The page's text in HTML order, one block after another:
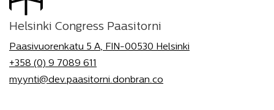
Helsinki Congress Paasitorni
Paasivuorenkatu 5 A, FIN-00530 Helsinki
+358 (0) 9 7089 611
myynti@dev.paasitorni.donbran.co